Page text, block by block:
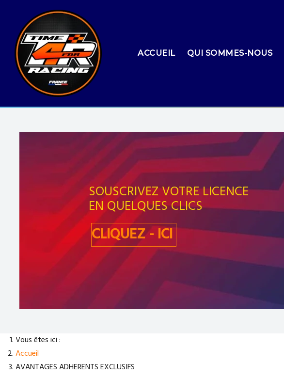
ACCUEIL QUI SOMMES-NOUS
SOUSCRIVEZ VOTRE LICENCE
EN QUELQUES CLICS
CLIQUEZ - ICI
Vous êtes ici :
Accueil
AVANTAGES ADHERENTS EXCLUSIFS